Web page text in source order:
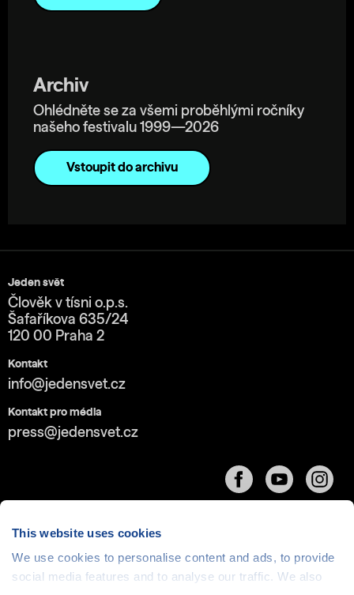
This website uses cookies
We use cookies to personalise content and ads, to provide
social media features and to analyse our traffic. We also
Archiv
Ohlédněte se za všemi proběhlými ročníky
našeho festivalu 1999—2026
Vstoupit do archivu
Jeden svět
Člověk v tísni o.p.s.
Šafaříkova 635/24
120 00 Praha 2
Kontakt
info@jedensvet.cz
Kontakt pro média
press@jedensvet.cz
Cookies| © 1999-2026 Člověk v tísni o.p.s., web běží